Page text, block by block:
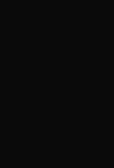
обязательно получите
исключить риск несовместимости.
стать причиной ухудшения
средства, что может
возникновения опасных
звоните нам: